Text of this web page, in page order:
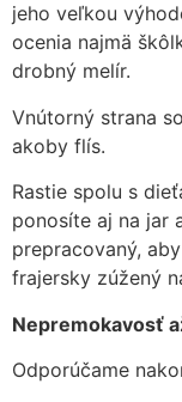
jeho veľkou
ocenia najmä
drobný melír.
Vnútorný strana
akoby flís.
Rastie spolu s
ponosíte aj na jar
prepracovaný,
frajersky zúžený
Nepremokavosť
Odporúčame